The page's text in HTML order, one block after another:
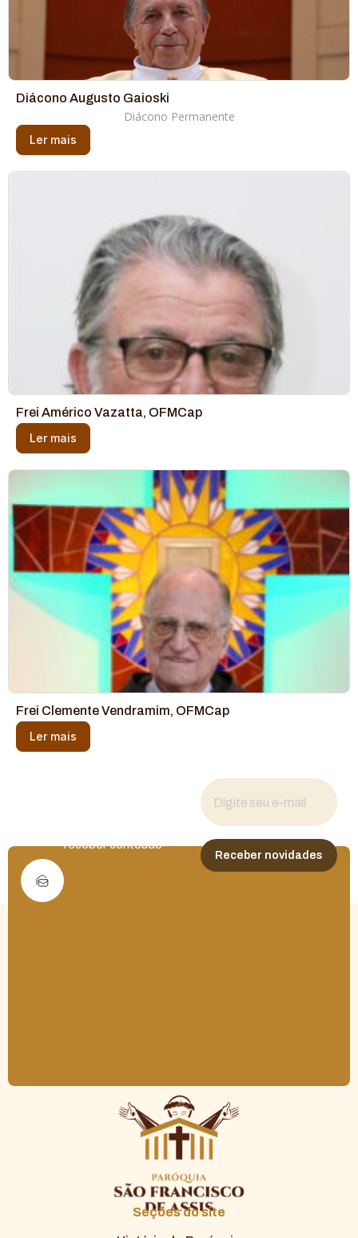
Diácono Augusto Gaioski
Diácono Permanente
Ler mais
Frei Américo Vazatta, OFMCap
Ler mais
Frei Clemente Vendramim, OFMCap
Ler mais
receber conteúdo
Seções do site